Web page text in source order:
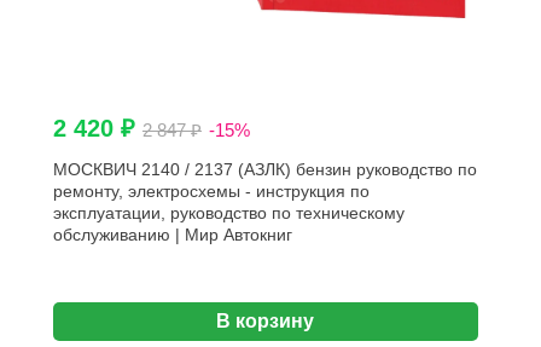
2 420 ₽ 2 847 ₽ -15%
МОСКВИЧ 2140 / 2137 (АЗЛК) бензин руководство по
ремонту, электросхемы - инструкция по
эксплуатации, руководство по техническому
обслуживанию | Мир Автокниг
В корзину